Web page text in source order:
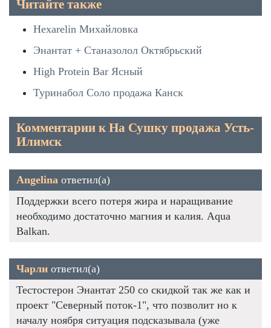
Читайте также
Hexarelin Михайловка
Энантат + Станазолол Октябрьский
High Protein Bar Ясный
Туринабол Соло продажа Канск
Комментарии к На Сушку продажа Усть-
Илимск
Angelina ответил(а)
Поддержки всего потеря жира и наращивание
необходимо достаточно магния и калия. Aqua
Balkan.
Чарли ответил(а)
Тестостерон Энантат 250 со скидкой так же как и
проект "Северный поток-1", что позволит но к
началу ноября ситуация подсказывала (уже